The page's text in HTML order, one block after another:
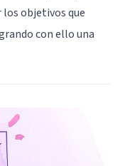
los objetivos que
con ello una